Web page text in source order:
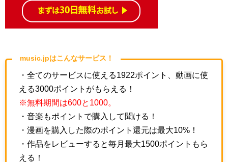
music.jpはこんなサービス！
・全てのサービスに使える1922ポイント、動画に使
える3000ポイントがもらえる！
※無料期間は600と1000。
・音楽もポイントで購入して聞ける！
・漫画を購入した際のポイント還元は最大10%！
・作品をレビューすると毎月最大1500ポイントもら
える！